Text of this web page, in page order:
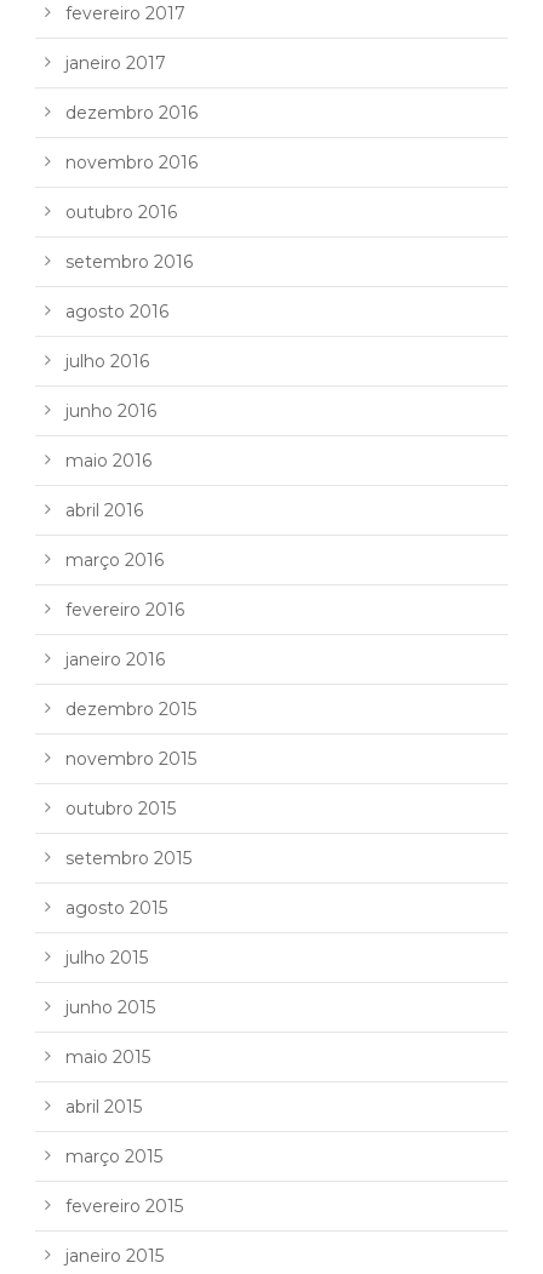
fevereiro 2017
janeiro 2017
dezembro 2016
novembro 2016
outubro 2016
setembro 2016
agosto 2016
julho 2016
junho 2016
maio 2016
abril 2016
março 2016
fevereiro 2016
janeiro 2016
dezembro 2015
novembro 2015
outubro 2015
setembro 2015
agosto 2015
julho 2015
junho 2015
maio 2015
abril 2015
março 2015
fevereiro 2015
janeiro 2015